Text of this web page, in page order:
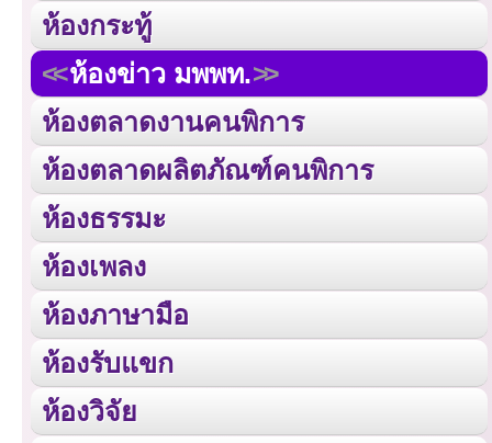
ห้องกระทู้
ห้องข่าว มพพท.
ห้องตลาดงานคนพิการ
ห้องตลาดผลิตภัณฑ์คนพิการ
ห้องธรรมะ
ห้องเพลง
ห้องภาษามือ
ห้องรับแขก
ห้องวิจัย